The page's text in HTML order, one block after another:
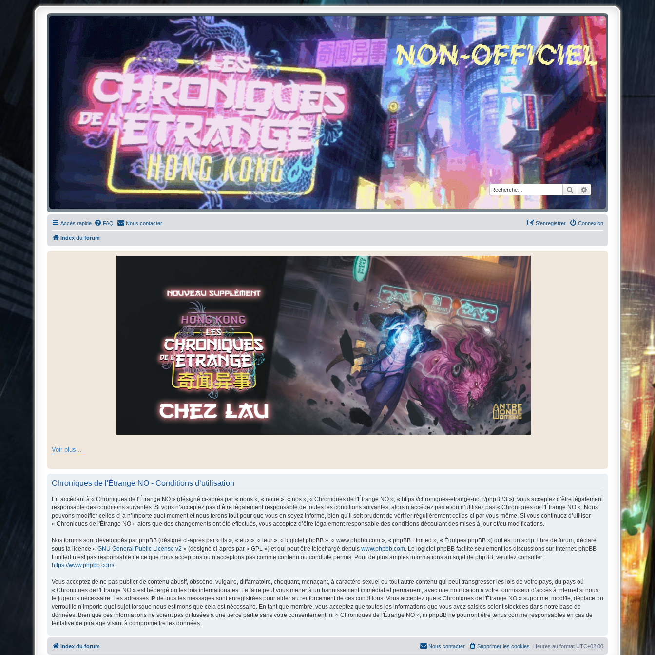
RechercherRecherche avancée
Chroniques de l'Étrange NO
Pour les amateurs des Chroniques de l'Étrange
Accès rapide FAQ Nous contacter Connexion
S’enregistrer
Index du forum
Voir plus...
Chroniques de l'Étrange NO - Conditions d’utilisation
En accédant à « Chroniques de l'Étrange NO » (désigné ci-après par « nous », « notre », « nos », « Chroniques de l'Étrange NO », « https://chroniques-etrange-no.fr/phpBB3 »), vous acceptez d’être légalement
responsable des conditions suivantes. Si vous n’acceptez pas d’être légalement responsable de toutes les conditions suivantes, alors n’accédez pas et/ou n’utilisez pas « Chroniques de l'Étrange NO ». Nous
pouvons modifier celles-ci à n’importe quel moment et nous ferons tout pour que vous en soyez informé, bien qu’il soit prudent de vérifier régulièrement celles-ci par vous-même. Si vous continuez d’utiliser
« Chroniques de l'Étrange NO » alors que des changements ont été effectués, vous acceptez d’être légalement responsable des conditions découlant des mises à jour et/ou modifications.
Nos forums sont développés par phpBB (désigné ci-après par « ils », « eux », « leur », « logiciel phpBB », « www.phpbb.com », « phpBB Limited », « Équipes phpBB ») qui est un script libre de forum, déclaré
sous la licence « GNU General Public License v2 » (désigné ci-après par « GPL ») et qui peut être téléchargé depuis www.phpbb.com . Le logiciel phpBB facilite seulement les discussions sur Internet. phpBB
Limited n’est pas responsable de ce que nous acceptons ou n’acceptons pas comme contenu ou conduite permis. Pour de plus amples informations au sujet de phpBB, veuillez consulter :
https://www.phpbb.com/.
Vous acceptez de ne pas publier de contenu abusif, obscène, vulgaire, diffamatoire, choquant, menaçant, à caractère sexuel ou tout autre contenu qui peut transgresser les lois de votre pays, du pays où
« Chroniques de l'Étrange NO » est hébergé ou les lois internationales. Le faire peut vous mener à un bannissement immédiat et permanent, avec une notification à votre fournisseur d’accès à Internet si nous
le jugeons nécessaire. Les adresses IP de tous les messages sont enregistrées pour aider au renforcement de ces conditions. Vous acceptez que « Chroniques de l'Étrange NO » supprime, modifie, déplace ou
verrouille n’importe quel sujet lorsque nous estimons que cela est nécessaire. En tant que membre, vous acceptez que toutes les informations que vous avez saisies soient stockées dans notre base de
données. Bien que ces informations ne soient pas diffusées à une tierce partie sans votre consentement, ni « Chroniques de l'Étrange NO », ni phpBB ne pourront être tenus comme responsables en cas de
tentative de piratage visant à compromettre les données.
Index du forum Heures au format UTC+02:00
Supprimer les cookies
Nous contacter